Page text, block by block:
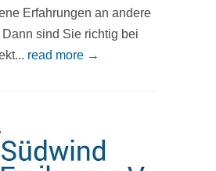
Erfahrungen an andere
sind Sie richtig bei
read more →